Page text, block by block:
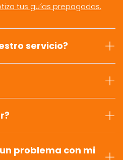
tus guías prepagadas.
servicio?
problema con mi